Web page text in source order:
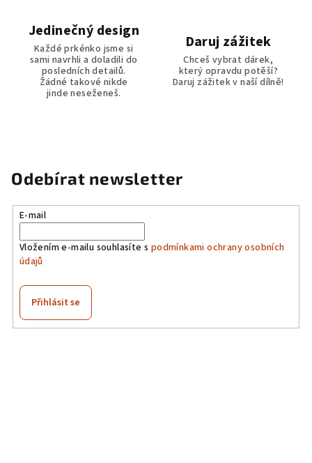
Jedinečný design
Každé prkénko jsme si
sami navrhli a doladili do
posledních detailů.
Žádné takové nikde
jinde neseženeš.
Daruj zážitek
Chceš vybrat dárek,
který opravdu potěší?
Daruj zážitek v naší dílně!
Odebírat newsletter
E-mail
Vložením e-mailu souhlasíte s podmínkami ochrany osobních
údajů
Přihlásit se